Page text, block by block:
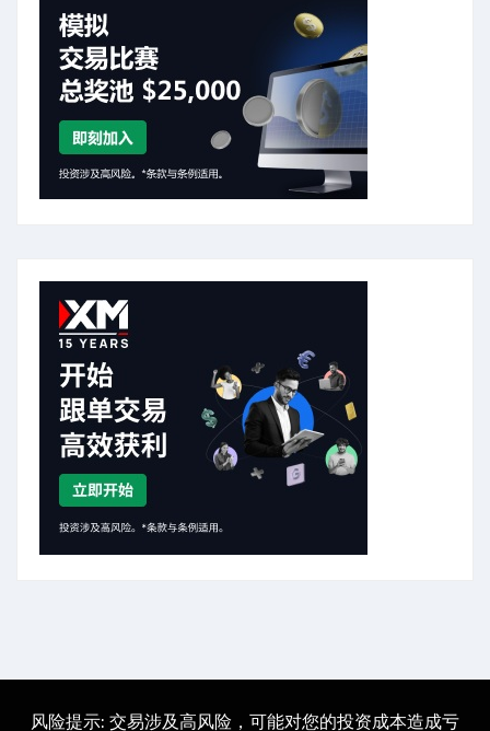
风险提示: 交易涉及高风险，可能对您的投资成本造成亏